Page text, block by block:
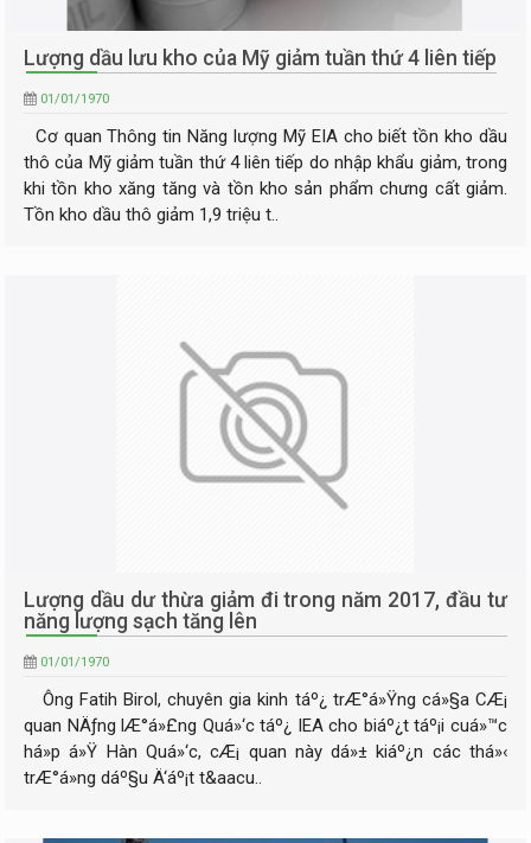
Lượng dầu lưu kho của Mỹ giảm tuần thứ 4 liên tiếp
01/01/1970
Cơ quan Thông tin Năng lượng Mỹ EIA cho biết tồn kho dầu
thô của Mỹ giảm tuần thứ 4 liên tiếp do nhập khẩu giảm, trong
khi tồn kho xăng tăng và tồn kho sản phẩm chưng cất giảm.
Tồn kho dầu thô giảm 1,9 triệu t..
Lượng dầu dư thừa giảm đi trong năm 2017, đầu tư
năng lượng sạch tăng lên
01/01/1970
Ông Fatih Birol, chuyên gia kinh táº¿ trÆ°á»Ÿng cá»§a CÆ¡
quan NÄƒng lÆ°á»£ng Quá»‘c táº¿ IEA cho biáº¿t táº¡i cuá»™c
há»p á»Ÿ Hàn Quá»‘c, cÆ¡ quan này dá»± kiáº¿n các thá»‹
trÆ°á»ng dáº§u Ä‘áº¡t t&aacu..